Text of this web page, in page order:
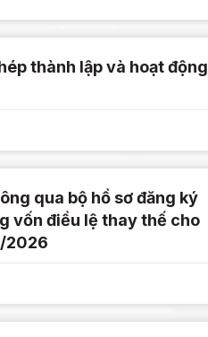
thành lập và hoạt động
qua bộ hồ sơ đăng ký
vốn điều lệ thay thế cho
2026